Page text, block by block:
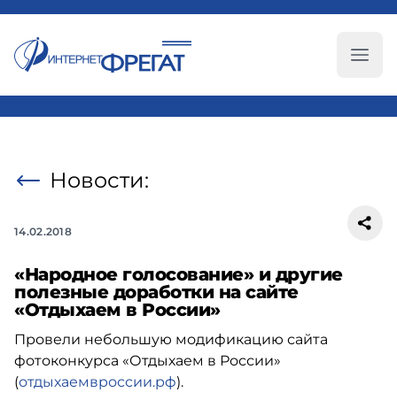
Новости:
14.02.2018
«Народное голосование» и другие
полезные доработки на сайте
«Отдыхаем в России»
Провели небольшую модификацию сайта
фотоконкурса «Отдыхаем в России»
(отдыхаемвроссии.рф).